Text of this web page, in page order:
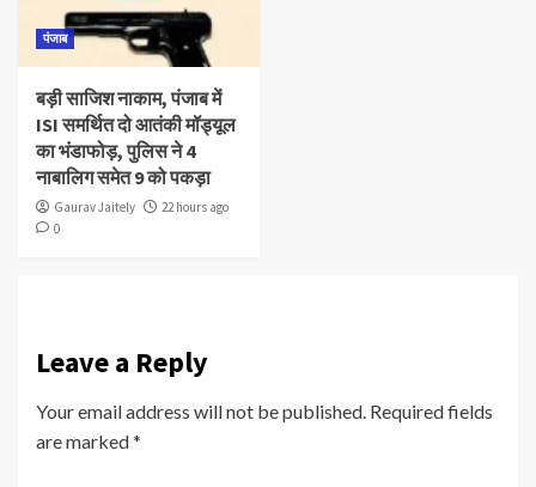
पंजाब
बड़ी साजिश नाकाम, पंजाब में
ISI समर्थित दो आतंकी मॉड्यूल
का भंडाफोड़, पुलिस ने 4
नाबालिग समेत 9 को पकड़ा
Gaurav Jaitely
22 hours ago
0
Leave a Reply
Your email address will not be published. Required fields
are marked*